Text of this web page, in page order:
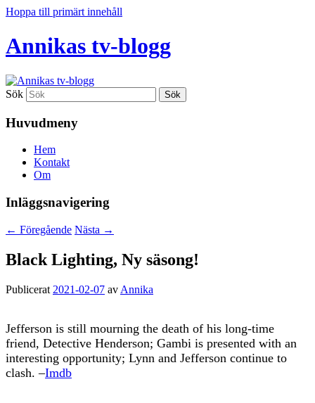
Hoppa till primärt innehåll
Annikas tv-blogg
Sök
Huvudmeny
Hem
Kontakt
Om
Inläggsnavigering
← Föregående Nästa →
Black Lighting, Ny säsong!
Publicerat 2021-02-07 av Annika
Jefferson is still mourning the death of his long-time
friend, Detective Henderson; Gambi is presented with an
interesting opportunity; Lynn and Jefferson continue to
clash. –Imdb